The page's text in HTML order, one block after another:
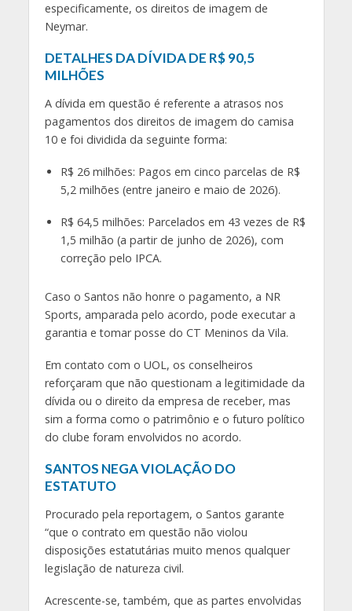
especificamente, os direitos de imagem de
Neymar.
DETALHES DA DÍVIDA DE R$ 90,5
MILHÕES
A dívida em questão é referente a atrasos nos
pagamentos dos direitos de imagem do camisa
10 e foi dividida da seguinte forma:
R$ 26 milhões: Pagos em cinco parcelas de R$
5,2 milhões (entre janeiro e maio de 2026).
R$ 64,5 milhões: Parcelados em 43 vezes de R$
1,5 milhão (a partir de junho de 2026), com
correção pelo IPCA.
Caso o Santos não honre o pagamento, a NR
Sports, amparada pelo acordo, pode executar a
garantia e tomar posse do CT Meninos da Vila.
Em contato com o UOL, os conselheiros
reforçaram que não questionam a legitimidade da
dívida ou o direito da empresa de receber, mas
sim a forma como o patrimônio e o futuro político
do clube foram envolvidos no acordo.
SANTOS NEGA VIOLAÇÃO DO
ESTATUTO
Procurado pela reportagem, o Santos garante
“que o contrato em questão não violou
disposições estatutárias muito menos qualquer
legislação de natureza civil.
Acrescente-se, também, que as partes envolvidas